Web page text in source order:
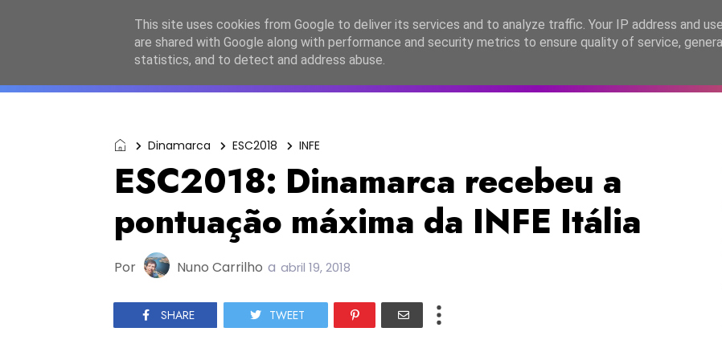
ESC2027 JESC2026 FC2026 EASC2026 PORTUGAL LANÇAMENTOS
Dinamarca ESC2018 INFE
ESC2018: Dinamarca recebeu a
pontuação máxima da INFE Itália
Por Nuno Carrilho a abril 19, 2018
SHARE TWEET
This site uses cookies from Google to deliver its services and to analyze traffic. Your IP address and
are shared with Google along with performance and security metrics to ensure quality of service,
statistics, and to detect and address abuse.